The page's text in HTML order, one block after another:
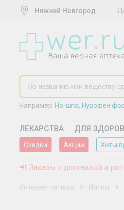
Нижний Новгород
Например: Но-шпа, Нурофен
ЛЕКАРСТВА ДЛЯ
Скидки Акции Хиты
📢 Заказы с доставкой в
Интернет-аптека Интим